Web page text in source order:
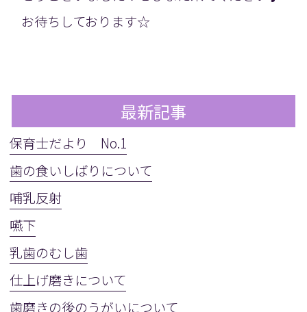
お待ちしております☆
最新記事
保育士だより No.1
歯の食いしばりについて
哺乳反射
嚥下
乳歯のむし歯
仕上げ磨きについて
歯磨きの後のうがいについて